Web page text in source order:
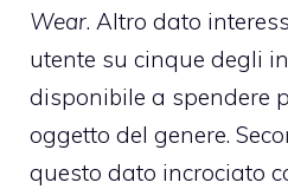
Wear. Altro dato
utente su cinque degli
disponibile a spendere
oggetto del genere.
questo dato incrociato